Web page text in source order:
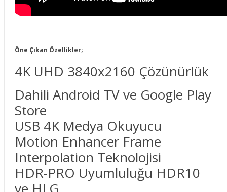
Öne Çıkan Özellikler;
4K UHD 3840x2160 Çözünürlük
Dahili Android TV ve Google Play
Store
USB 4K Medya Okuyucu
Motion Enhancer Frame
Interpolation Teknolojisi
HDR-PRO Uyumluluğu HDR10